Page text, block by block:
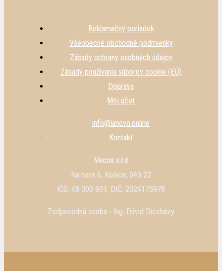
Reklamačný poriadok
Všeobecné obchodné podmienky
Zásady ochrany osobných údajov
Zásady používania súborov cookie (EÚ)
Doprava
Môj účet
info@lanovo.online
Kontakt
Vecos s.r.o
Na hore 6, Košice, 040 22
IČO: 48 000 931, DIČ: 2024175978
Zodpovedná osoba - Ing. Dávid Diczházy